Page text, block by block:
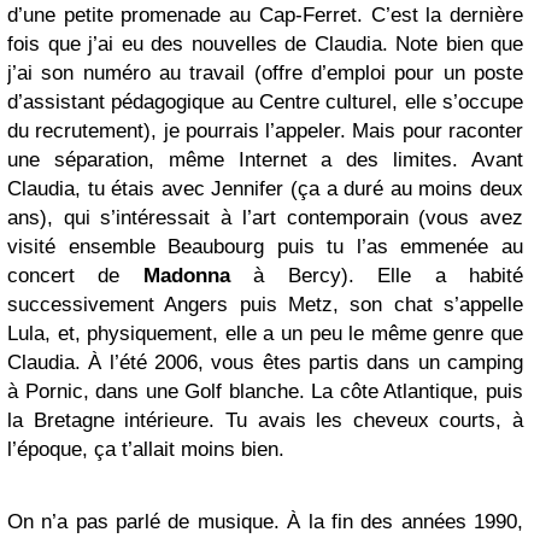
d’une petite promenade au Cap-Ferret. C’est la dernière
fois que j’ai eu des nouvelles de Claudia. Note bien que
j’ai son numéro au travail (offre d’emploi pour un poste
d’assistant pédagogique au Centre culturel, elle s’occupe
du recrutement), je pourrais l’appeler. Mais pour raconter
une séparation, même Internet a des limites. Avant
Claudia, tu étais avec Jennifer (ça a duré au moins deux
ans), qui s’intéressait à l’art contemporain (vous avez
visité ensemble Beaubourg puis tu l’as emmenée au
concert de Madonnaà Bercy). Elle a habité
successivement Angers puis Metz, son chat s’appelle
Lula, et, physiquement, elle a un peu le même genre que
Claudia. À l’été 2006, vous êtes partis dans un camping
à Pornic, dans une Golf blanche. La côte Atlantique, puis
la Bretagne intérieure. Tu avais les cheveux courts, à
l’époque, ça t’allait moins bien.
On n’a pas parlé de musique. À la fin des années 1990,